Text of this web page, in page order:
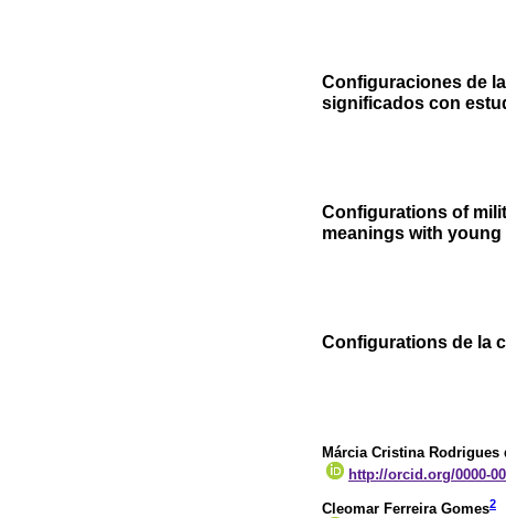
Configuraciones de
significados con
Configurations of
meanings with
Configurations de la
Márcia Cristina Rodrigues
http://orcid.org/0000-
Cleomar Ferreira Gomes2